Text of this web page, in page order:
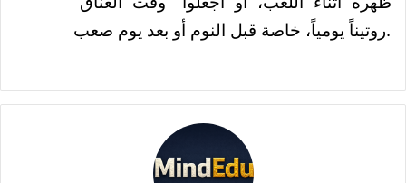
روتيناً يومياً، خاصة قبل النوم أو بعد يوم صعب.